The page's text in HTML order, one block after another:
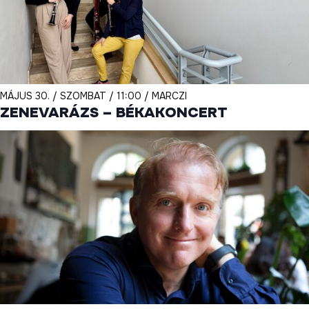
MÁJUS 30. / SZOMBAT / 11:00 / MARCZI
ZENEVARÁZS – BÉKAKONCERT